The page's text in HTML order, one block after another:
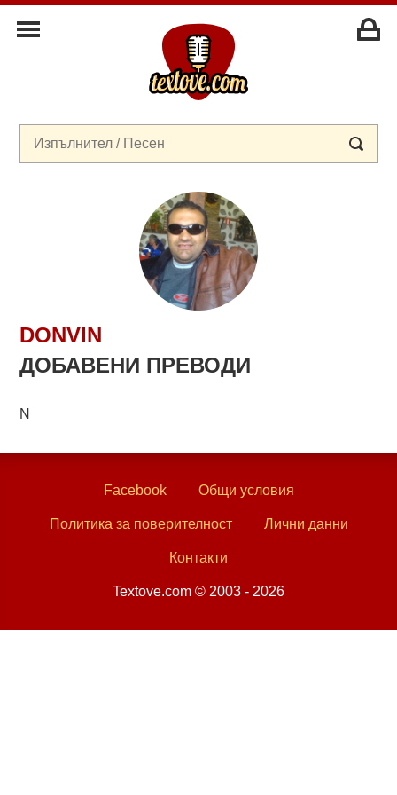
DONVIN
ДОБАВЕНИ ПРЕВОДИ
N
Facebook Общи условия
Политика за поверителност Лични данни
Контакти
Textove.com © 2003 - 2026